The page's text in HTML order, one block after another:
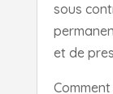
sous
et de